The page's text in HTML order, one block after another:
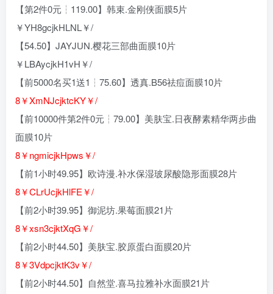
【第2件0元┆119.00】韩束.金刚侠面膜5片
￥YH8gcjkHLNL￥/
【54.50】JAYJUN.樱花三部曲面膜10片
￥LBAycjkH1vH￥/
【前5000名买1送1┆75.60】透真.B56祛痘面膜10片
8￥XmNJcjktcKY￥/
【前10000件第2件0元┆79.00】美肤宝.日夜酵素精华两步曲
面膜10片
8￥ngmicjkHpws￥/
【前1小时49.95】欧诗漫.补水保湿玻尿酸隐形面膜28片
8￥CLrUcjkHlFE￥/
【前2小时39.95】御泥坊.果莓面膜21片
8￥xsn3cjktXqG￥/
【前2小时44.50】美肤宝.胶原蛋白面膜20片
8￥3VdpcjktK3v￥/
【前2小时44.50】自然堂.喜马拉雅补水面膜21片